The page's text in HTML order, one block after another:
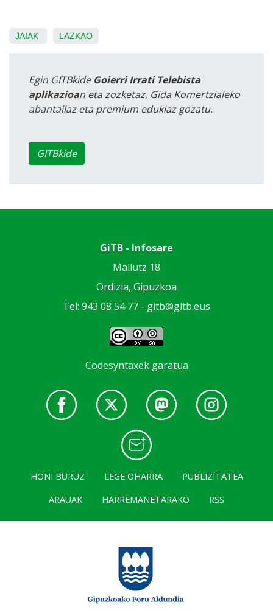
JAIAK LAZKAO
Egin GITBkide Goierri Irrati Telebista
aplikazioan eta zozketaz, Gida Komertzialeko
abantailaz eta premium edukiaz gozatu.
GITBkide
GiTB - Infosare
Mallutz 18
Ordizia, Gipuzkoa
Tel: 943 08 54 77 - gitb@gitb.eus
Codesyntaxek garatua
HONI BURUZ LEGE OHARRA
PUBLIZITATEA
ARAUAK
HARREMANETARAKO RSS